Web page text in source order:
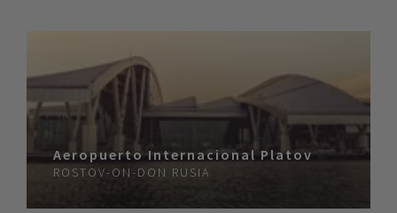
Aeropuerto Internacional Platov
ROSTOV-ON-DON RUSIA